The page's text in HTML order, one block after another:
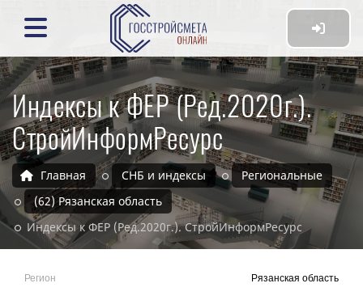
Индексы к ФЕР (Ред.2020г.).
СтройИнформРесурс
Главная СНБ и индексы
Региональные
(62) Рязанская область
Индексы к ФЕР (Ред.2020г.). СтройИнформРесурс
Регион
Рязанская область